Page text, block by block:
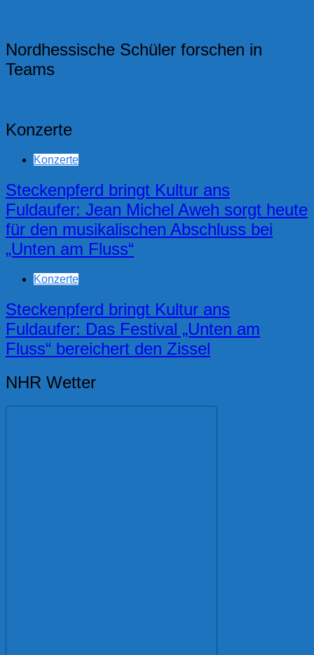
Nordhessische Schüler forschen in
Teams
Konzerte
Konzerte
Steckenpferd bringt Kultur ans
Fuldaufer: Jean Michel Aweh sorgt heute
für den musikalischen Abschluss bei
„Unten am Fluss“
Konzerte
Steckenpferd bringt Kultur ans
Fuldaufer: Das Festival „Unten am
Fluss“ bereichert den Zissel
NHR Wetter